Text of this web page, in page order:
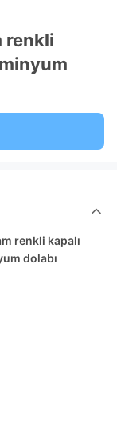
renkli
renkli kapalı
dolabı